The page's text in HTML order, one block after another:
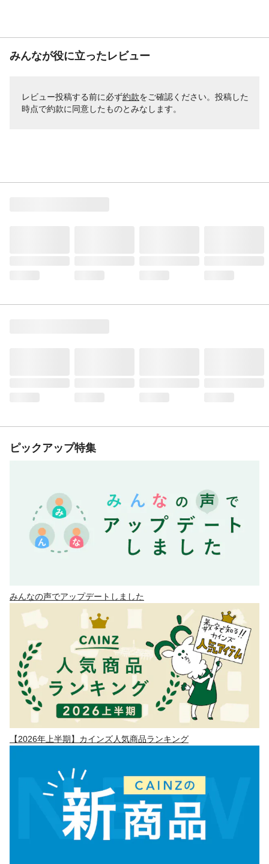
みんなが役に立ったレビュー
レビュー投稿する前に必ず約款をご確認ください。投稿した
時点で約款に同意したものとみなします。
ピックアップ特集
みんなの声でアップデートしました
【2026年上半期】カインズ人気商品ランキング